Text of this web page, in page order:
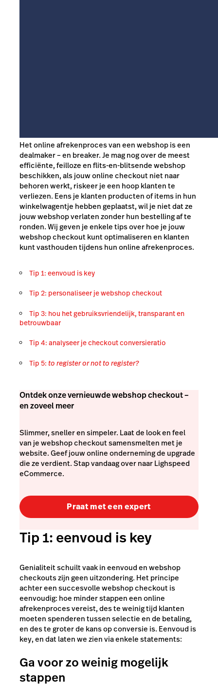
Het online afrekenproces van een webshop is een
dealmaker – en breaker. Je mag nog over de meest
efficiënte, feilloze en flits-en-blitsende webshop
beschikken, als jouw online checkout niet naar
behoren werkt, riskeer je een hoop klanten te
verliezen. Eens je klanten producten of items in hun
winkelwagentje hebben geplaatst, wil je niet dat ze
jouw webshop verlaten zonder hun bestelling af te
ronden. Wij geven je enkele tips over hoe je jouw
webshop checkout kunt optimaliseren en klanten
kunt vasthouden tijdens hun online afrekenproces.
Tip 1: eenvoud is key
Tip 2: personaliseer je webshop checkout
Tip 3: hou het gebruiksvriendelijk, transparant en
betrouwbaar
Tip 4: analyseer je checkout conversieratio
Tip 5: to register or not to register?
Ontdek onze vernieuwde webshop checkout –
en zoveel meer
Slimmer, sneller en simpeler. Laat de look en feel
van je webshop checkout samensmelten met je
website. Geef jouw online onderneming de upgrade
die ze verdient. Stap vandaag over naar Lighspeed
eCommerce.
Praat met een expert
Tip 1: eenvoud is key
Genialiteit schuilt vaak in eenvoud en webshop
checkouts zijn geen uitzondering. Het principe
achter een succesvolle webshop checkout is
eenvoudig: hoe minder stappen een online
afrekenproces vereist, des te weinig tijd klanten
moeten spenderen tussen selectie en de betaling,
en des te groter de kans op conversie is. Eenvoud is
key, en dat laten we zien via enkele statements:
Ga voor zo weinig mogelijk
stappen